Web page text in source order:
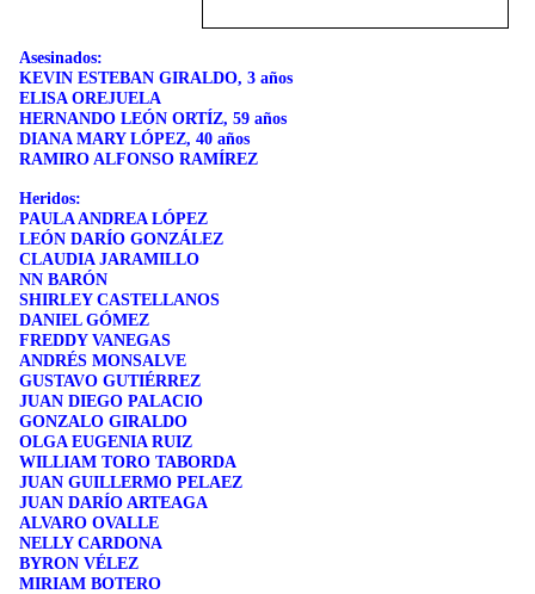
Asesinados:
KEVIN ESTEBAN GIRALDO, 3 años
ELISA OREJUELA
HERNANDO LEÓN ORTÍZ, 59 años
DIANA MARY LÓPEZ, 40 años
RAMIRO ALFONSO RAMÍREZ
Heridos:
PAULA ANDREA LÓPEZ
LEÓN DARÍO GONZÁLEZ
CLAUDIA JARAMILLO
NN BARÓN
SHIRLEY CASTELLANOS
DANIEL GÓMEZ
FREDDY VANEGAS
ANDRÉS MONSALVE
GUSTAVO GUTIÉRREZ
JUAN DIEGO PALACIO
GONZALO GIRALDO
OLGA EUGENIA RUIZ
WILLIAM TORO TABORDA
JUAN GUILLERMO PELAEZ
JUAN DARÍO ARTEAGA
ALVARO OVALLE
NELLY CARDONA
BYRON VÉLEZ
MIRIAM BOTERO